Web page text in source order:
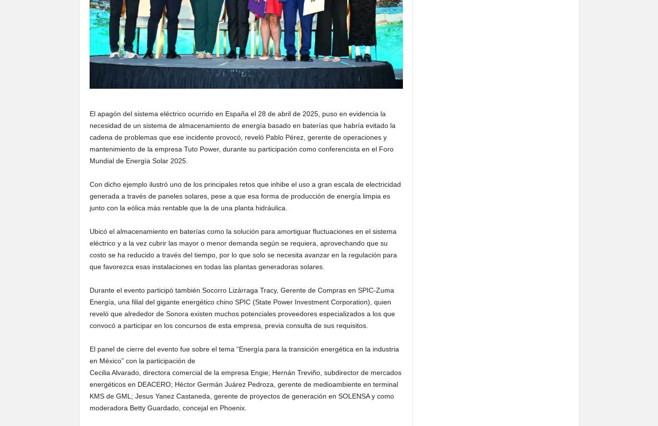
El apagón del sistema eléctrico ocurrido en España el 28 de abril de 2025, puso en evidencia la
necesidad de un sistema de almacenamiento de energía basado en baterías que habría evitado la
cadena de problemas que ese incidente provocó, reveló Pablo Pérez, gerente de operaciones y
mantenimiento de la empresa Tuto Power, durante su participación como conferencista en el Foro
Mundial de Energía Solar 2025.
Con dicho ejemplo ilustró uno de los principales retos que inhibe el uso a gran escala de electricidad
generada a través de paneles solares, pese a que esa forma de producción de energía limpia es
junto con la eólica más rentable que la de una planta hidráulica.
Ubicó el almacenamiento en baterías como la solución para amortiguar fluctuaciones en el sistema
eléctrico y a la vez cubrir las mayor o menor demanda según se requiera, aprovechando que su
costo se ha reducido a través del tiempo, por lo que solo se necesita avanzar en la regulación para
que favorezca esas instalaciones en todas las plantas generadoras solares.
Durante el evento participó también Socorro Lizárraga Tracy, Gerente de Compras en SPIC-Zuma
Energía, una filial del gigante energético chino SPIC (State Power Investment Corporation), quien
reveló que alrededor de Sonora existen muchos potenciales proveedores especializados a los que
convocó a participar en los concursos de esta empresa, previa consulta de sus requisitos.
El panel de cierre del evento fue sobre el tema “Energía para la transición energética en la industria
en México” con la participación de
Cecilia Alvarado, directora comercial de la empresa Engie; Hernán Treviño, subdirector de mercados
energéticos en DEACERO; Héctor Germán Juárez Pedroza, gerente de medioambiente en terminal
KMS de GML; Jesus Yanez Castaneda, gerente de proyectos de generación en SOLENSA y como
moderadora Betty Guardado, concejal en Phoenix.